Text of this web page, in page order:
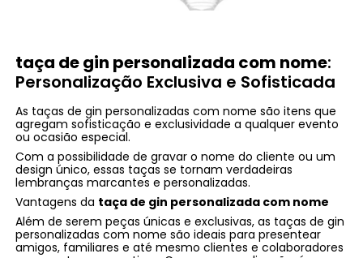
taça de gin personalizada com nome:
Personalização Exclusiva e Sofisticada
As taças de gin personalizadas com nome são itens que
agregam sofisticação e exclusividade a qualquer evento
ou ocasião especial.
Com a possibilidade de gravar o nome do cliente ou um
design único, essas taças se tornam verdadeiras
lembranças marcantes e personalizadas.
Vantagens da taça de gin personalizada com nome
Além de serem peças únicas e exclusivas, as taças de gin
personalizadas com nome são ideais para presentear
amigos, familiares e até mesmo clientes e colaboradores